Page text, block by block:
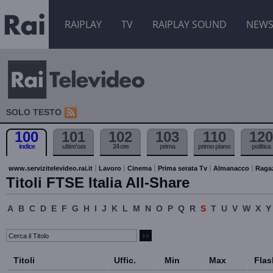
RAIPLAY TV RAIPLAY SOUND NEWS
SOLO TESTO
100
indice
101
ultim'ora
102
24 ore
103
prima
110
primo piano
120
politica
www.servizitelevideo.rai.it Lavoro Cinema Prima serata Tv Almanacco
Titoli FTSE Italia All-Share
A B C D E F G H I J K L M N O P Q R S T U V W X Y
Titoli Uffic. Min Max